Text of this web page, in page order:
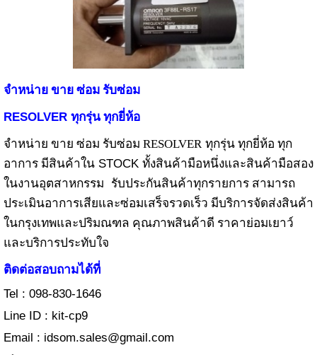
จำหน่าย ขาย ซ่อม รับซ่อม
RESOLVER ทุกรุ่น ทุกยี่ห้อ
จำหน่าย ขาย ซ่อม รับซ่อม RESOLVER ทุกรุ่น ทุกยี่ห้อ ทุก
อาการ มีสินค้าในSTOCK ทั้งสินค้ามือหนึ่งและสินค้ามือสอง
ในงานอุตสาหกรรม
รับประกันสินค้าทุกรายการ สามารถ
ประเมินอาการเสียและซ่อมเสร็จรวดเร็ว มีบริการจัดส่งสินค้า
ในกรุงเทพและปริมณฑล คุณภาพสินค้าดี ราคาย่อมเยาว์
และบริการประทับใจ
ติดต่อสอบถามได้ที่
Tel : 098-830-1646
Line ID : kit-cp9
Email : idsom.sales@gmail.com